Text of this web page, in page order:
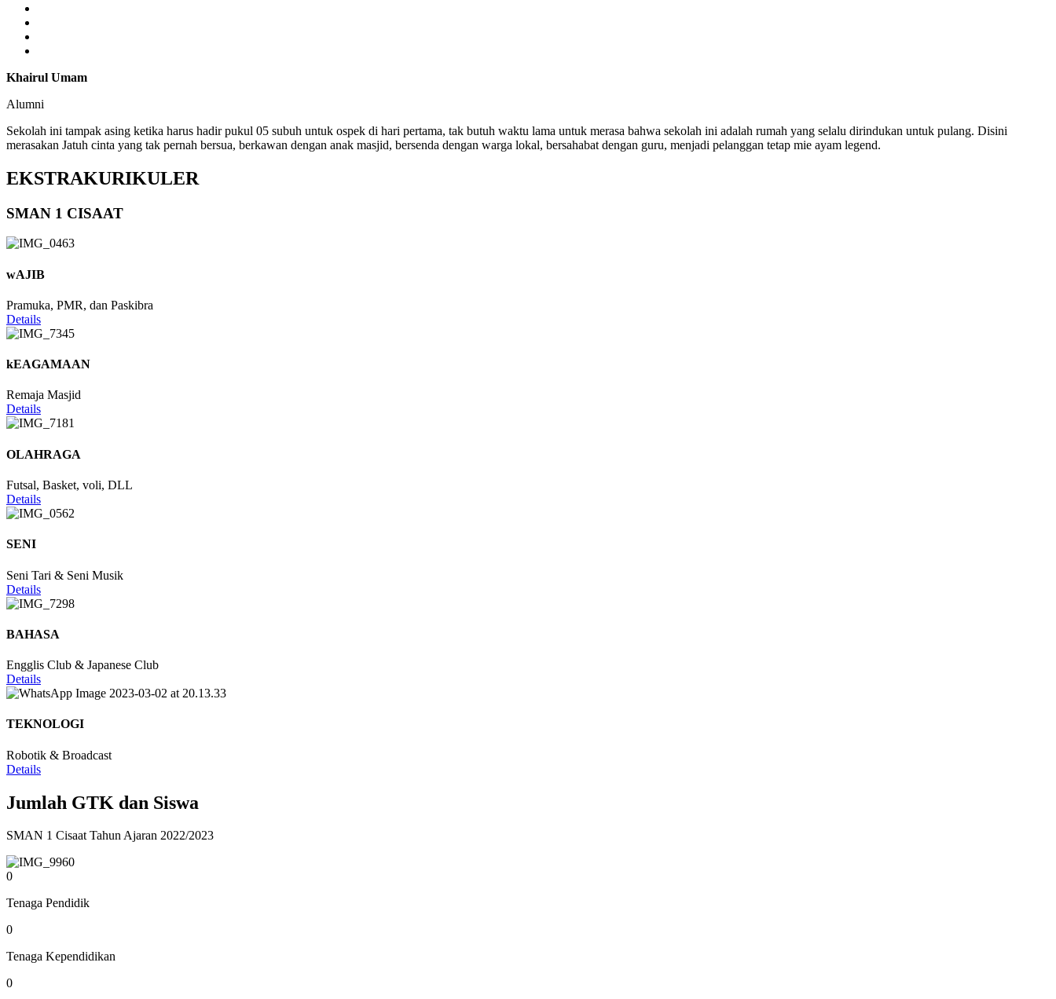
Khairul Umam
Alumni
Sekolah ini tampak asing ketika harus hadir pukul 05 subuh untuk ospek di hari pertama, tak butuh waktu lama untuk merasa bahwa sekolah ini adalah rumah yang selalu dirindukan untuk pulang. Disini
merasakan Jatuh cinta yang tak pernah bersua, berkawan dengan anak masjid, bersenda dengan warga lokal, bersahabat dengan guru, menjadi pelanggan tetap mie ayam legend.
EKSTRAKURIKULER
SMAN 1 CISAAT
wAJIB
Pramuka, PMR, dan Paskibra
Details
kEAGAMAAN
Remaja Masjid
Details
OLAHRAGA
Futsal, Basket, voli, DLL
Details
SENI
Seni Tari & Seni Musik
Details
BAHASA
Engglis Club & Japanese Club
Details
TEKNOLOGI
Robotik & Broadcast
Details
Jumlah GTK dan Siswa
SMAN 1 Cisaat Tahun Ajaran 2022/2023
0
Tenaga Pendidik
0
Tenaga Kependidikan
0